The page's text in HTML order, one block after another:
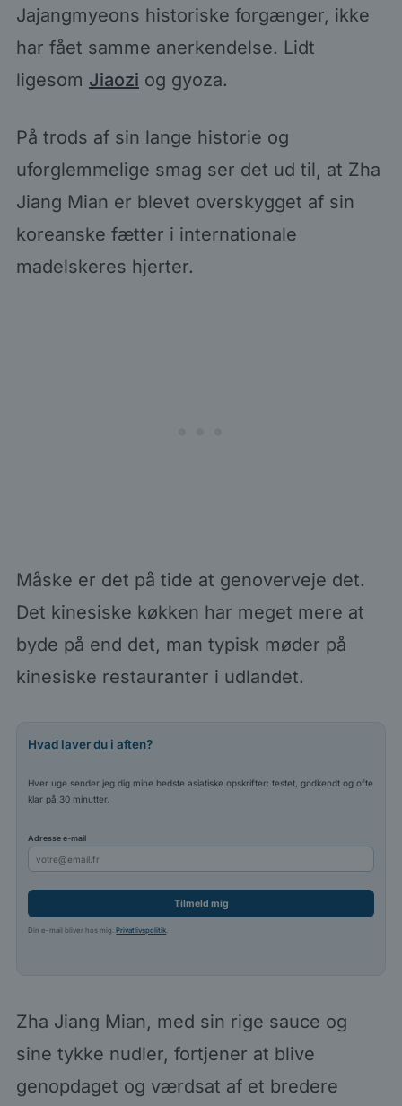
Jajangmyeons historiske forgænger, ikke
har fået samme anerkendelse. Lidt
ligesom Jiaozi og gyoza.
På trods af sin lange historie og
uforglemmelige smag ser det ud til, at Zha
Jiang Mian er blevet overskygget af sin
koreanske fætter i internationale
madelskeres hjerter.
Måske er det på tide at genoverveje det.
Det kinesiske køkken har meget mere at
byde på end det, man typisk møder på
kinesiske restauranter i udlandet.
Hvad laver du i aften?
Hver uge sender jeg dig mine bedste asiatiske opskrifter: testet, godkendt og ofte
klar på 30 minutter.
Adresse e-mail
Tilmeld mig
Din e-mail bliver hos mig.Privatlivspolitik.
Zha Jiang Mian, med sin rige sauce og
sine tykke nudler, fortjener at blive
genopdaget og værdsat af et bredere